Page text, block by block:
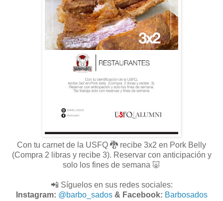
Con tu carnet de la USFQ 🐉 recibe 3x2 en Pork Belly
(Compra 2 libras y recibe 3). Reservar con anticipación y
solo los fines de semana 🐷
📲 Síguelos en sus redes sociales:
Instagram: @barbo_sados& Facebook: Barbosados